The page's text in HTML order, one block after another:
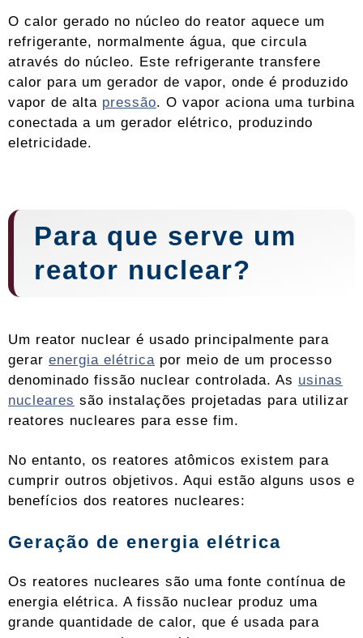
O calor gerado no núcleo do reator aquece um
refrigerante, normalmente água, que circula
através do núcleo. Este refrigerante transfere
calor para um gerador de vapor, onde é produzido
vapor de alta pressão. O vapor aciona uma turbina
conectada a um gerador elétrico, produzindo
eletricidade.
Para que serve um
reator nuclear?
Um reator nuclear é usado principalmente para
gerar energia elétrica por meio de um processo
denominado fissão nuclear controlada. As usinas
nucleares são instalações projetadas para utilizar
reatores nucleares para esse fim.
No entanto, os reatores atômicos existem para
cumprir outros objetivos. Aqui estão alguns usos e
benefícios dos reatores nucleares:
Geração de energia elétrica
Os reatores nucleares são uma fonte contínua de
energia elétrica. A fissão nuclear produz uma
grande quantidade de calor, que é usada para